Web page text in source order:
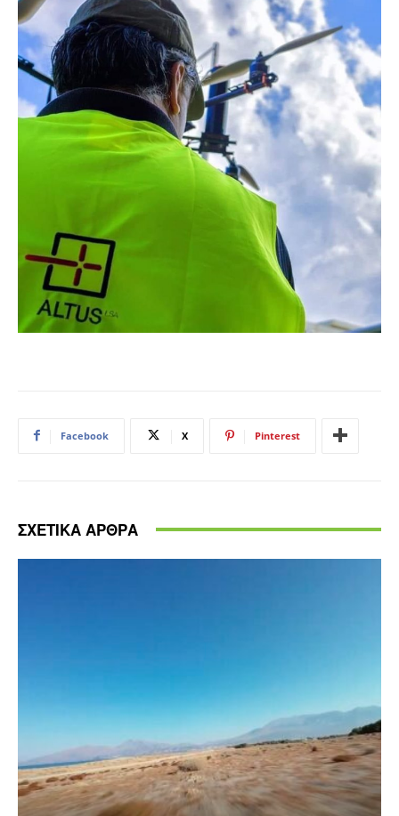
Facebook X Pinterest
ΣΧΕΤΙΚΑ ΑΡΘΡΑ